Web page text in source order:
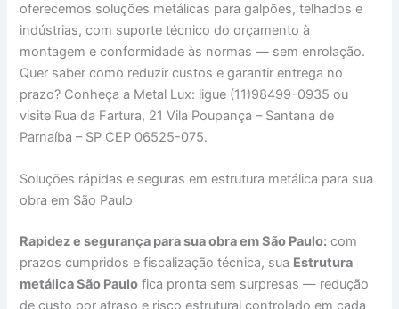
oferecemos soluções metálicas para galpões, telhados e
indústrias, com suporte técnico do orçamento à
montagem e conformidade às normas — sem enrolação.
Quer saber como reduzir custos e garantir entrega no
prazo? Conheça a Metal Lux: ligue (11)98499-0935 ou
visite Rua da Fartura, 21 Vila Poupança – Santana de
Parnaíba – SP CEP 06525-075.
Soluções rápidas e seguras em estrutura metálica para sua
obra em São Paulo
Rapidez e segurança para sua obra em São Paulo: com
prazos cumpridos e fiscalização técnica, sua Estrutura
metálica São Paulo fica pronta sem surpresas — redução
de custo por atraso e risco estrutural controlado em cada